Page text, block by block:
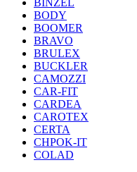
BINZEL
BODY
BOOMER
BRAVO
BRULEX
BUCKLER
CAMOZZI
CAR-FIT
CARDEA
CAROTEX
CERTA
CHPOK-IT
COLAD